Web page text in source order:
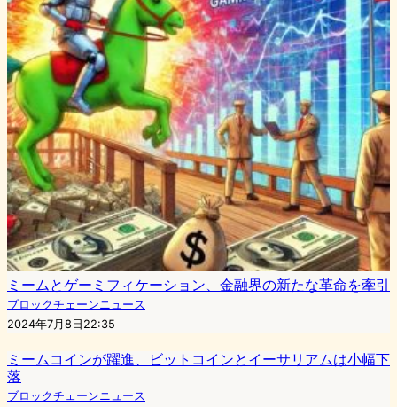
ミームとゲーミフィケーション、金融界の新たな革命を牽引
ブロックチェーンニュース
2024年7月8日22:35
ミームコインが躍進、ビットコインとイーサリアムは小幅下
落
ブロックチェーンニュース